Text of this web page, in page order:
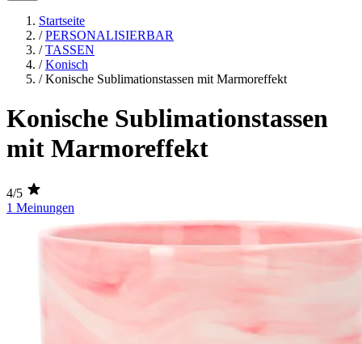
Startseite
/ PERSONALISIERBAR
/ TASSEN
/ Konisch
/ Konische Sublimationstassen mit Marmoreffekt
Konische Sublimationstassen
mit Marmoreffekt
4/5
1 Meinungen